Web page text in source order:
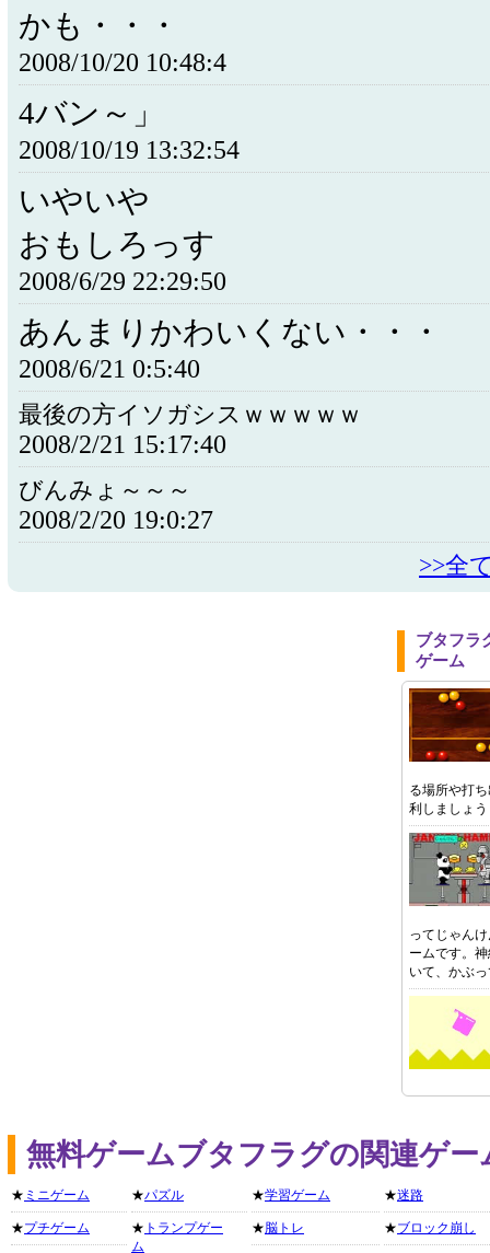
かも・・・
2008/10/20 10:48:4
4バン～」
2008/10/19 13:32:54
いやいや
おもしろっす
2008/6/29 22:29:50
あんまりかわいくない・・・
2008/6/21 0:5:40
最後の方イソガシスｗｗｗｗｗ
2008/2/21 15:17:40
びんみょ～～～
2008/2/20 19:0:27
>>全
ブタフラ
ゲーム
る場所や打
利しましょう
ってじゃん
ームです。
いて、かぶ
無料ゲームブタフラグの関連ゲ
★ ミニゲーム
★プチゲーム
★パズル
★ トランプゲー
ム
★学習ゲーム
★脳トレ
★迷路
★ブロック崩し